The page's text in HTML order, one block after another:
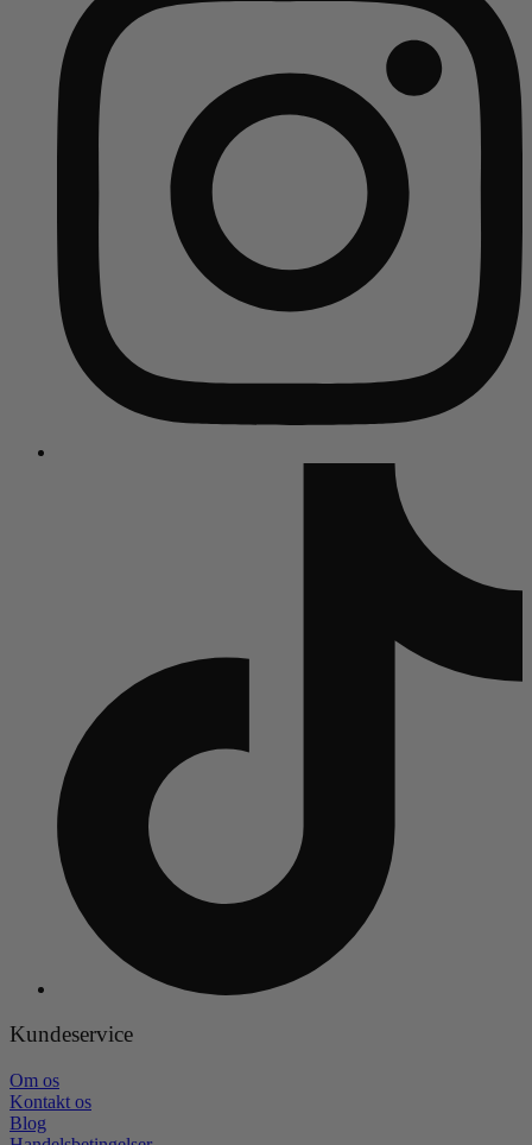
Kundeservice
Om os
Kontakt os
Blog